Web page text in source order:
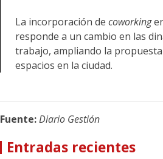
La incorporación de coworking
responde a un cambio en las
trabajo, ampliando la
espacios en la ciudad.
Fuente:Diario Gestión
Entradas recientes